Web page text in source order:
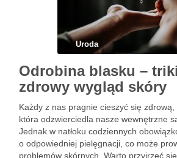
Uroda
Odrobina blasku –
zdrowy wygląd skóry
Każdy z nas pragnie cieszyć się zdrową,
która odzwierciedla nasze wewnętrzne
Jednak w natłoku codziennych
o odpowiedniej pielęgnacji, co może
problemów skórnych. Warto przyjrzeć